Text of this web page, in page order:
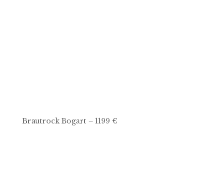
Brautrock Bogart – 1199 €